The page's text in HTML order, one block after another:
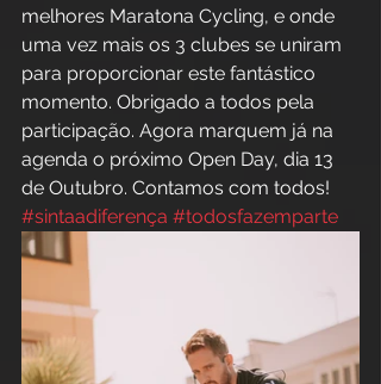
melhores Maratona Cycling, e onde
uma vez mais os 3 clubes se uniram
para proporcionar este fantástico
momento. Obrigado a todos pela
participação. Agora marquem já na
agenda o próximo Open Day, dia 13
de Outubro. Contamos com todos!
#sintaadiferença #todosfazemparte